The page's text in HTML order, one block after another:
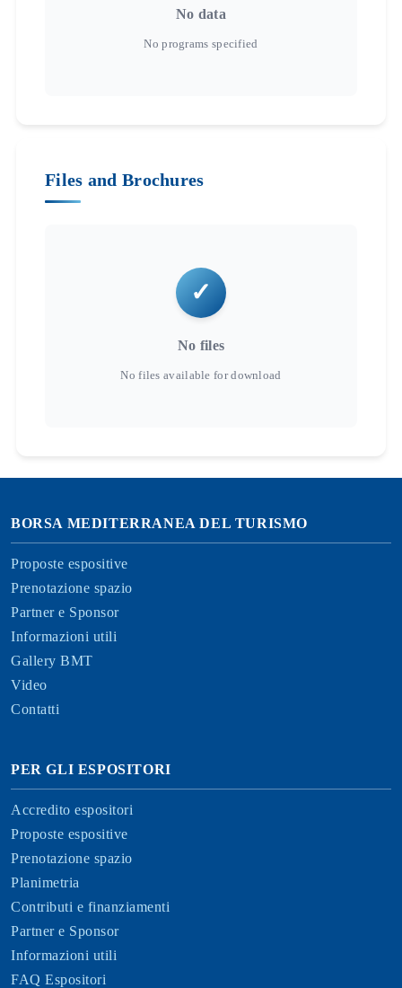
No data
Files and Brochures
No files
BORSA MEDITERRANEA DEL TURISMO
Proposte espositive
Prenotazione spazio
Partner e Sponsor
Informazioni utili
Gallery BMT
Video
Contatti
PER GLI ESPOSITORI
Accredito espositori
Proposte espositive
Prenotazione spazio
Planimetria
Contributi e finanziamenti
Partner e Sponsor
Informazioni utili
FAQ Espositori